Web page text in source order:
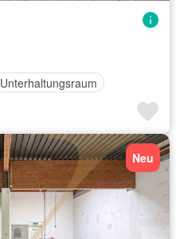
Unterhaltungsraum
Neu